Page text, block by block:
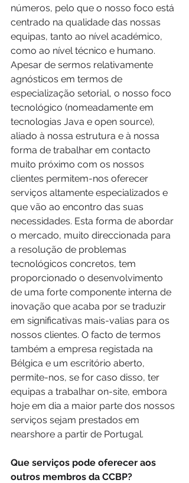
números, pelo que o nosso foco está
centrado na qualidade das nossas
equipas, tanto ao nível académico,
como ao nível técnico e humano.
Apesar de sermos relativamente
agnósticos em termos de
especialização setorial, o nosso foco
tecnológico (nomeadamente em
tecnologias Java e open source),
aliado à nossa estrutura e à nossa
forma de trabalhar em contacto
muito próximo com os nossos
clientes permitem-nos oferecer
serviços altamente especializados e
que vão ao encontro das suas
necessidades. Esta forma de abordar
o mercado, muito direccionada para
a resolução de problemas
tecnológicos concretos, tem
proporcionado o desenvolvimento
de uma forte componente interna de
inovação que acaba por se traduzir
em significativas mais-valias para os
nossos clientes. O facto de termos
também a empresa registada na
Bélgica e um escritório aberto,
permite-nos, se for caso disso, ter
equipas a trabalhar on-site, embora
hoje em dia a maior parte dos nossos
serviços sejam prestados em
nearshore a partir de Portugal.
Que serviços pode oferecer aos
outros membros da CCBP?